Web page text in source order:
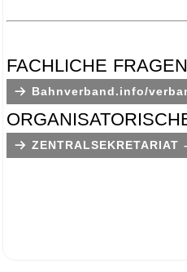
FACHLICHE
Bahnverband.info/